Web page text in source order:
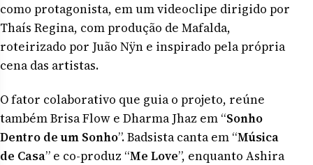
como protagonista, em um videoclipe dirigido por
Thaís Regina, com produção de Mafalda,
roteirizado por Juão Nÿn e inspirado pela própria
cena das artistas.
O fator colaborativo que guia o projeto, reúne
também Brisa Flow e Dharma Jhaz em “Sonho
Dentro de um Sonho”. Badsista canta em “Música
de Casa” e co-produz “Me Love”, enquanto Ashira